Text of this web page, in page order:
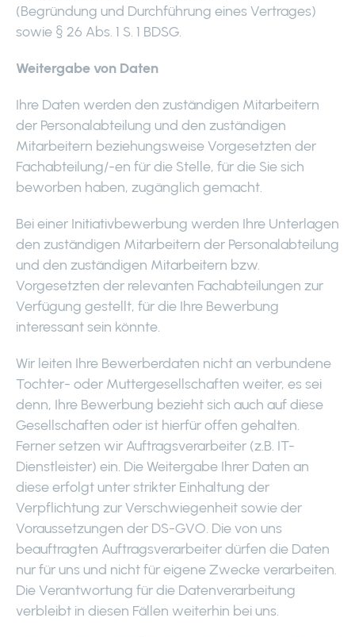
(Begründung und Durchführung eines Vertrages)
sowie § 26 Abs. 1 S. 1 BDSG.
Weitergabe von Daten
Ihre Daten werden den zuständigen Mitarbeitern
der Personalabteilung und den zuständigen
Mitarbeitern beziehungsweise Vorgesetzten der
Fachabteilung/-en für die Stelle, für die Sie sich
beworben haben, zugänglich gemacht.
Bei einer Initiativbewerbung werden Ihre Unterlagen
den zuständigen Mitarbeitern der Personalabteilung
und den zuständigen Mitarbeitern bzw.
Vorgesetzten der relevanten Fachabteilungen zur
Verfügung gestellt, für die Ihre Bewerbung
interessant sein könnte.
Wir leiten Ihre Bewerberdaten nicht an verbundene
Tochter- oder Muttergesellschaften weiter, es sei
denn, Ihre Bewerbung bezieht sich auch auf diese
Gesellschaften oder ist hierfür offen gehalten.
Ferner setzen wir Auftragsverarbeiter (z.B. IT-
Dienstleister) ein. Die Weitergabe Ihrer Daten an
diese erfolgt unter strikter Einhaltung der
Verpflichtung zur Verschwiegenheit sowie der
Voraussetzungen der DS-GVO. Die von uns
beauftragten Auftragsverarbeiter dürfen die Daten
nur für uns und nicht für eigene Zwecke verarbeiten.
Die Verantwortung für die Datenverarbeitung
verbleibt in diesen Fällen weiterhin bei uns.